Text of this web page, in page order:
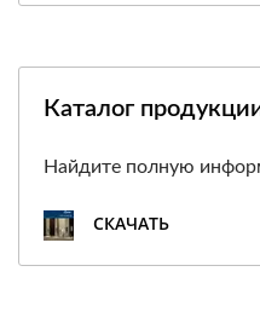
Каталог
Найдите полную
СКАЧАТЬ